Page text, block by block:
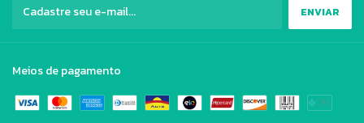
Meios de pagamento